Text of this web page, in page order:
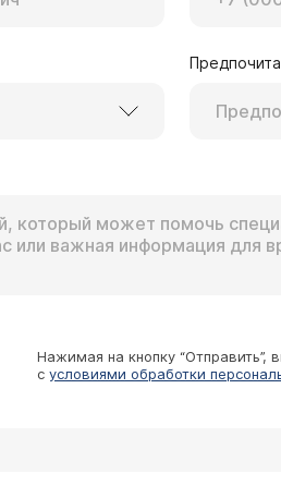
Нажимая на кнопку “Отправить”,
с условиями обработки